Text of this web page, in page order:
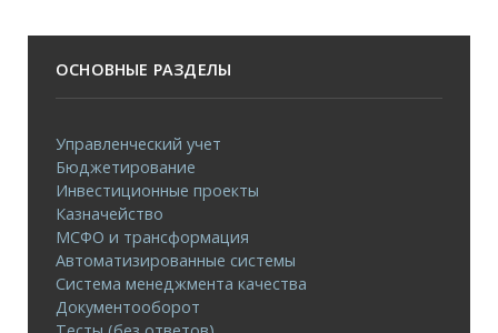
ОСНОВНЫЕ РАЗДЕЛЫ
Управленческий учет
Бюджетирование
Инвестиционные проекты
Казначейство
МСФО и трансформация
Автоматизированные системы
Система менеджмента качества
Документооборот